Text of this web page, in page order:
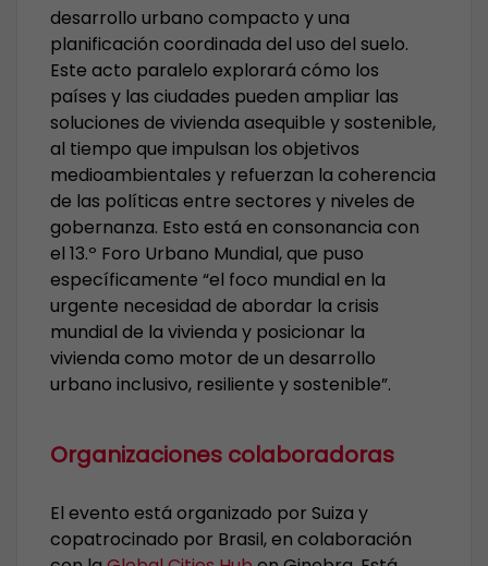
desarrollo urbano compacto y una
planificación coordinada del uso del suelo.
Este acto paralelo explorará cómo los
países y las ciudades pueden ampliar las
soluciones de vivienda asequible y sostenible,
al tiempo que impulsan los objetivos
medioambientales y refuerzan la coherencia
de las políticas entre sectores y niveles de
gobernanza. Esto está en consonancia con
el 13.º Foro Urbano Mundial, que puso
específicamente “el foco mundial en la
urgente necesidad de abordar la crisis
mundial de la vivienda y posicionar la
vivienda como motor de un desarrollo
urbano inclusivo, resiliente y sostenible”.
Organizaciones colaboradoras
El evento está organizado por Suiza y
copatrocinado por Brasil, en colaboración